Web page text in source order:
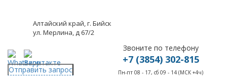
Алтайский край, г. Бийск
ул. Мерлина, д 67/2
Отправить запрос
Звоните по телефону
+7 (3854) 302-815
Пн-пт 08 - 17, сб 09 - 14 (МСК +4ч)